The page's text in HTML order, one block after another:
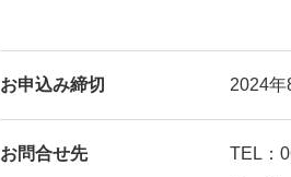
お申込み締切 2024
お問合せ先
TEL：